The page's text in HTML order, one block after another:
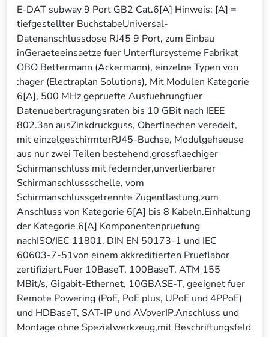
E-DAT subway 9 Port GB2 Cat.6[A] Hinweis: [A] =
tiefgestellter BuchstabeUniversal-
Datenanschlussdose RJ45 9 Port, zum Einbau
inGeraeteeinsaetze fuer Unterflursysteme Fabrikat
OBO Bettermann (Ackermann), einzelne Typen von
:hager (Electraplan Solutions), Mit Modulen Kategorie
6[A], 500 MHz gepruefte Ausfuehrungfuer
Datenuebertragungsraten bis 10 GBit nach IEEE
802.3an ausZinkdruckguss, Oberflaechen veredelt,
mit einzelgeschirmterRJ45-Buchse, Modulgehaeuse
aus nur zwei Teilen bestehend,grossflaechiger
Schirmanschluss mit federnder,unverlierbarer
Schirmanschlussschelle, vom
Schirmanschlussgetrennte Zugentlastung,zum
Anschluss von Kategorie 6[A] bis 8 Kabeln.Einhaltung
der Kategorie 6[A] Komponentenpruefung
nachISO/IEC 11801, DIN EN 50173-1 und IEC
60603-7-51von einem akkreditierten Prueflabor
zertifiziert.Fuer 10BaseT, 100BaseT, ATM 155
MBit/s, Gigabit-Ethernet, 10GBASE-T, geeignet fuer
Remote Powering (PoE, PoE plus, UPoE und 4PPoE)
und HDBaseT, SAT-IP und AVoverIP.Anschluss und
Montage ohne Spezialwerkzeug,mit Beschriftungsfeld